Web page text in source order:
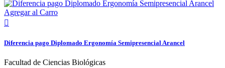
Agregar al Carro

Diferencia pago Diplomado Ergonomía Semipresencial Arancel
Facultad de Ciencias Biológicas